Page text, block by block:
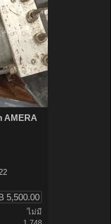
AMERA
5,500.00
ไม่มี